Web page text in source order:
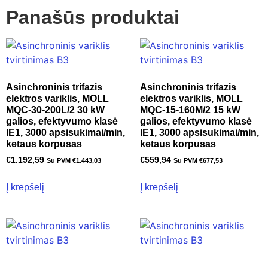
Panašūs produktai
Asinchroninis trifazis
elektros variklis, MOLL
MQC-30-200L/2 30 kW
galios, efektyvumo klasė
IE1, 3000 apsisukimai/min,
ketaus korpusas
€1.192,59 Su PVM €1.443,03
Į krepšelį
Asinchroninis trifazis
elektros variklis, MOLL
MQC-15-160M/2 15 kW
galios, efektyvumo klasė
IE1, 3000 apsisukimai/min,
ketaus korpusas
€559,94 Su PVM €677,53
Į krepšelį